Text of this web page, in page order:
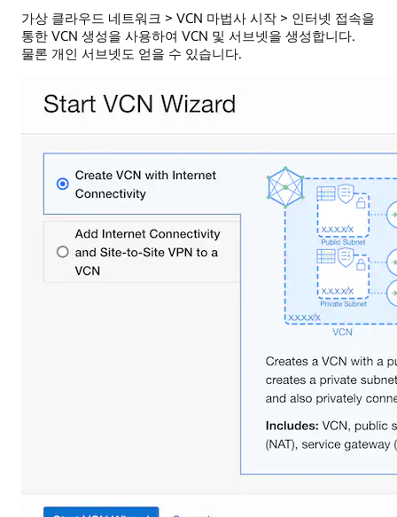
가상 클라우드 네트워크 > VCN 마법사 시작 > 인터넷 접속을
통한 VCN 생성을 사용하여 VCN 및 서브넷을 생성합니다.
물론 개인 서브넷도 얻을 수 있습니다.